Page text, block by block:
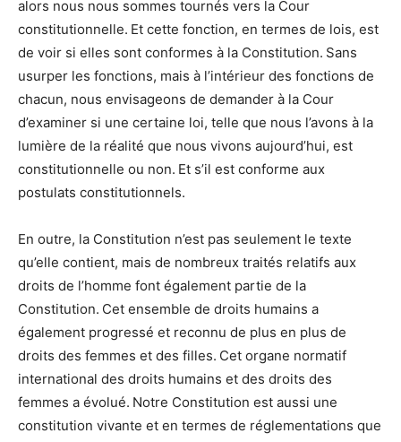
alors nous nous sommes tournés vers la Cour
constitutionnelle. Et cette fonction, en termes de lois, est
de voir si elles sont conformes à la Constitution. Sans
usurper les fonctions, mais à l’intérieur des fonctions de
chacun, nous envisageons de demander à la Cour
d’examiner si une certaine loi, telle que nous l’avons à la
lumière de la réalité que nous vivons aujourd’hui, est
constitutionnelle ou non. Et s’il est conforme aux
postulats constitutionnels.
En outre, la Constitution n’est pas seulement le texte
qu’elle contient, mais de nombreux traités relatifs aux
droits de l’homme font également partie de la
Constitution. Cet ensemble de droits humains a
également progressé et reconnu de plus en plus de
droits des femmes et des filles. Cet organe normatif
international des droits humains et des droits des
femmes a évolué. Notre Constitution est aussi une
constitution vivante et en termes de réglementations que